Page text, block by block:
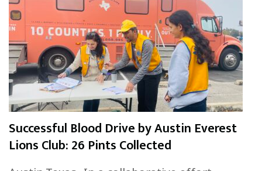
Successful Blood Drive by Austin Everest
Lions Club: 26 Pints Collected